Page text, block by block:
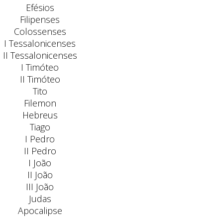
Efésios
Filipenses
Colossenses
I Tessalonicenses
II Tessalonicenses
I Timóteo
II Timóteo
Tito
Filemon
Hebreus
Tiago
I Pedro
II Pedro
I João
II João
III João
Judas
Apocalipse